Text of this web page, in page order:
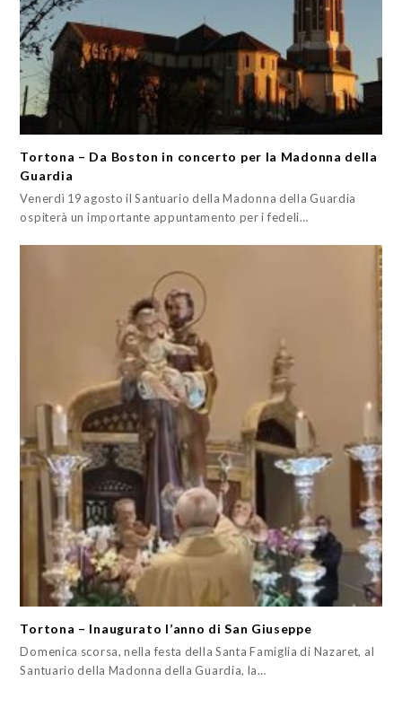
Tortona – Da Boston in concerto per la Madonna della
Guardia
Venerdì 19 agosto il Santuario della Madonna della Guardia
ospiterà un importante appuntamento per i fedeli…
Tortona – Inaugurato l’anno di San Giuseppe
Domenica scorsa, nella festa della Santa Famiglia di Nazaret, al
Santuario della Madonna della Guardia, la…